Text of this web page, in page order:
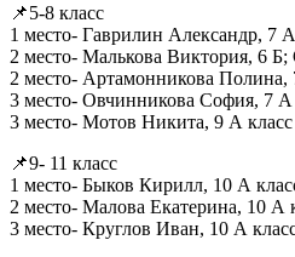
📌5-8 класс
1 место- Гаврилин Александр, 7
2 место- Малькова Виктория, 6
2 место- Артамонникова Полина,
3 место- Овчинникова София, 7
3 место- Мотов Никита, 9 А класс
📌9- 11 класс
1 место- Быков Кирилл, 10 А
2 место- Малова Екатерина, 10 А
3 место- Круглов Иван, 10 А